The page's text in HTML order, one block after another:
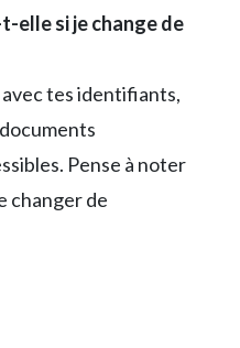
elle si je change de
tes identifiants,
Pense à noter
changer de